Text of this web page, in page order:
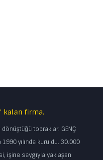
kalan firma.
topraklar. GENÇ
1990 yılında kuruldu. 30.000
işine saygıyla yaklaşan